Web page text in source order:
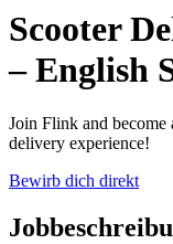
Scooter
– English
Join Flink and
delivery experience!
Bewirb dich direkt